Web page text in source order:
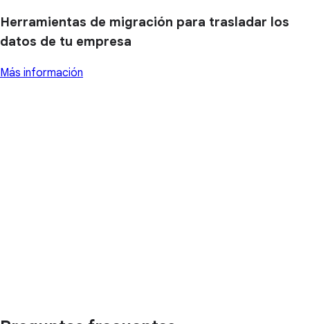
Herramientas de migración para trasladar los
datos de tu empresa
Más información